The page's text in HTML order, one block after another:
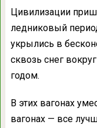
Цивилизации
ледниковый
укрылись в
сквозь снег
годом.
В этих вагонах
вагонах — все